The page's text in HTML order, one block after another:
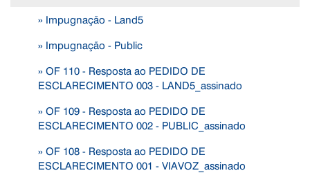
» Impugnação - Land5
» Impugnação - Public
» OF 110 - Resposta ao PEDIDO DE
ESCLARECIMENTO 003 - LAND5_assinado
» OF 109 - Resposta ao PEDIDO DE
ESCLARECIMENTO 002 - PUBLIC_assinado
» OF 108 - Resposta ao PEDIDO DE
ESCLARECIMENTO 001 - VIAVOZ_assinado